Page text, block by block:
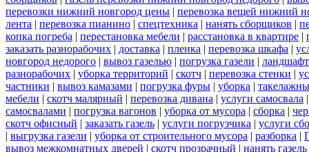
перевозки нижний новгород цены | перевозка вещей нижний
лента | перевозка пианино | спецтехника | нанять сборщиков |
копка погреба | перестановка мебели | расстановка в квартире |
заказать разнорабочих | доставка | пленка | перевозка шкафа |
новгород недорого | вывоз газелью | погрузка газели |
разнорабочих | уборка территорий | скотч | перевозка стенки |
частники | вывоз камазами | погрузка фуры | уборка |
мебели | скотч малярный | перевозка дивана | услуги самосвала
самосвалами | погрузка вагонов | уборка от мусора | сборка |
скотч офисный | заказать газель | услуги погрузчика | услуги
| выгрузка газели | уборка от строительного мусора | разборка |
вывоз межкомнатных дверей | скотч прозрачный | нанять газель